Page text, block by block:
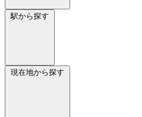
駅から探す
現在地から探す